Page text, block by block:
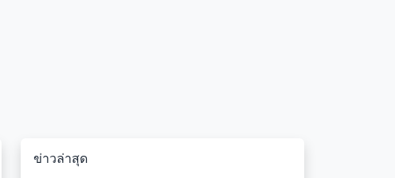
ข่าวล่าสุด